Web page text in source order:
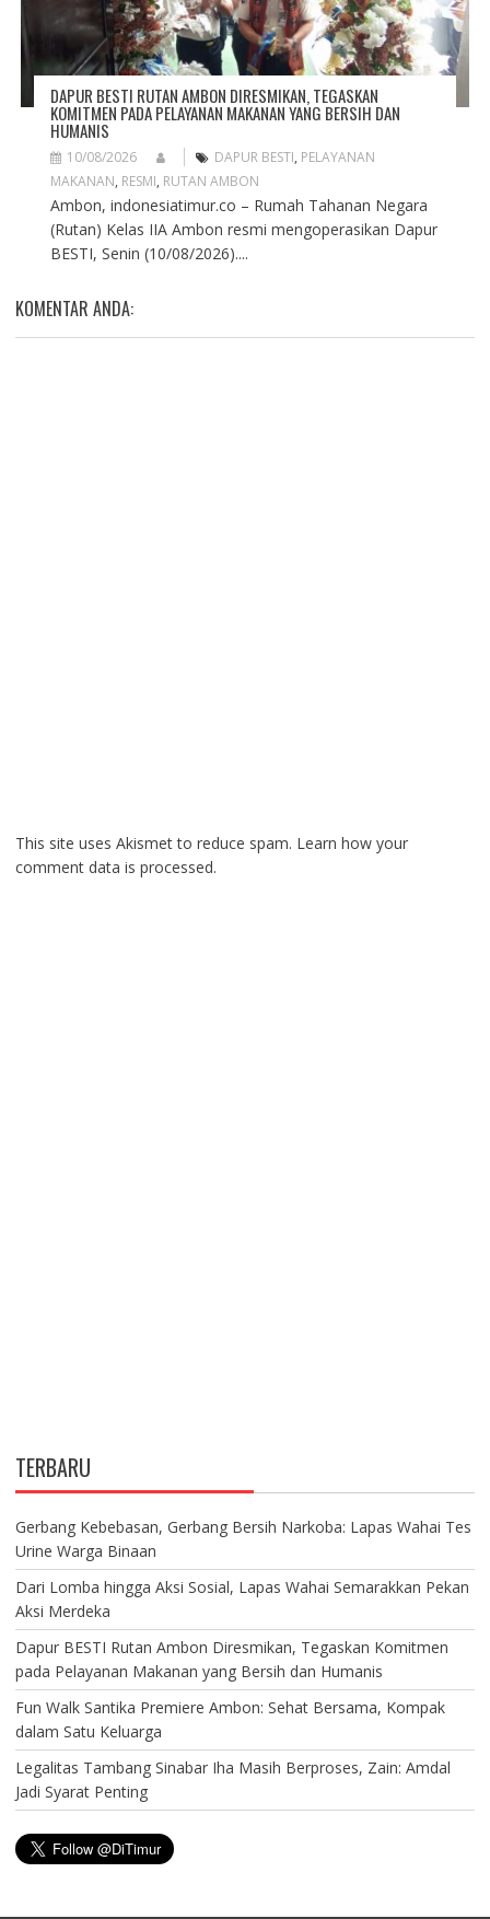
DAPUR BESTI RUTAN AMBON DIRESMIKAN, TEGASKAN
KOMITMEN PADA PELAYANAN MAKANAN YANG BERSIH DAN
HUMANIS
10/08/2026 DAPUR BESTI, PELAYANAN
MAKANAN, RESMI, RUTAN AMBON
Ambon, indonesiatimur.co – Rumah Tahanan Negara
(Rutan) Kelas IIA Ambon resmi mengoperasikan Dapur
BESTI, Senin (10/08/2026)....
KOMENTAR ANDA:
This site uses Akismet to reduce spam. Learn how your
comment data is processed.
TERBARU
Gerbang Kebebasan, Gerbang Bersih Narkoba: Lapas Wahai Tes
Urine Warga Binaan
Dari Lomba hingga Aksi Sosial, Lapas Wahai Semarakkan Pekan
Aksi Merdeka
Dapur BESTI Rutan Ambon Diresmikan, Tegaskan Komitmen
pada Pelayanan Makanan yang Bersih dan Humanis
Fun Walk Santika Premiere Ambon: Sehat Bersama, Kompak
dalam Satu Keluarga
Legalitas Tambang Sinabar Iha Masih Berproses, Zain: Amdal
Jadi Syarat Penting